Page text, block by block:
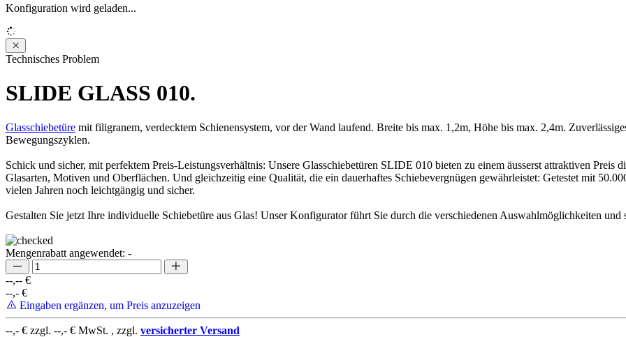
Konfiguration wird geladen...
Loading...
Technisches Problem
SLIDE GLASS 010.
Glasschiebetüre mit filigranem, verdecktem Schienensystem, vor der Wand laufend. Breite bis max. 1,2m, Höhe bis max. 2,4m.
Bewegungszyklen.
Schick und sicher, mit perfektem Preis-Leistungsverhältnis: Unsere Glasschiebetüren SLIDE 010 bieten zu einem äusserst attraktiven
Glasarten, Motiven und Oberflächen. Und gleichzeitig eine Qualität, die ein dauerhaftes Schiebevergnügen gewährleistet: Getestet mit
vielen Jahren noch leichtgängig und sicher.
Gestalten Sie jetzt Ihre individuelle Schiebetüre aus Glas! Unser Konfigurator führt Sie durch die verschiedenen Auswahlmöglichkeiten
Mengenrabatt angewendet: -
--,-- €
--,- €
Eingaben ergänzen, um Preis anzuzeigen
--,- € zzgl. --,- € MwSt. , zzgl. versicherter Versand
Die Glasscheibe war perfekt und großzügig verpackt - jederzeit wieder!!!!!!